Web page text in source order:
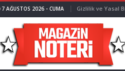
7 AĞUSTOS 2026 - CUMA Gizlilik ve Yasal